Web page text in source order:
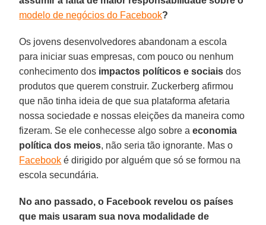
modelo de negócios do Facebook?
Os jovens desenvolvedores abandonam a escola
para iniciar suas empresas, com pouco ou nenhum
conhecimento dos impactos políticos e sociais dos
produtos que querem construir. Zuckerberg afirmou
que não tinha ideia de que sua plataforma afetaria
nossa sociedade e nossas eleições da maneira como
fizeram. Se ele conhecesse algo sobre a economia
política dos meios, não seria tão ignorante. Mas o
Facebook é dirigido por alguém que só se formou na
escola secundária.
No ano passado, o Facebook revelou os países
que mais usaram sua nova modalidade de